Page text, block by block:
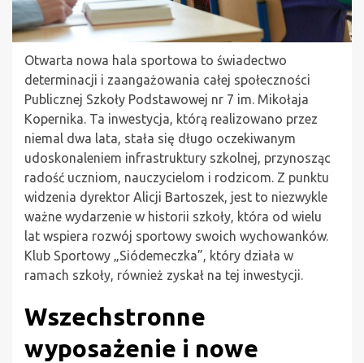
Otwarta nowa hala sportowa to świadectwo
determinacji i zaangażowania całej społeczności
Publicznej Szkoły Podstawowej nr 7 im. Mikołaja
Kopernika. Ta inwestycja, którą realizowano przez
niemal dwa lata, stała się długo oczekiwanym
udoskonaleniem infrastruktury szkolnej, przynosząc
radość uczniom, nauczycielom i rodzicom. Z punktu
widzenia dyrektor Alicji Bartoszek, jest to niezwykle
ważne wydarzenie w historii szkoły, która od wielu
lat wspiera rozwój sportowy swoich wychowanków.
Klub Sportowy „Siódemeczka”, który działa w
ramach szkoły, również zyskał na tej inwestycji.
Wszechstronne
wyposażenie i nowe